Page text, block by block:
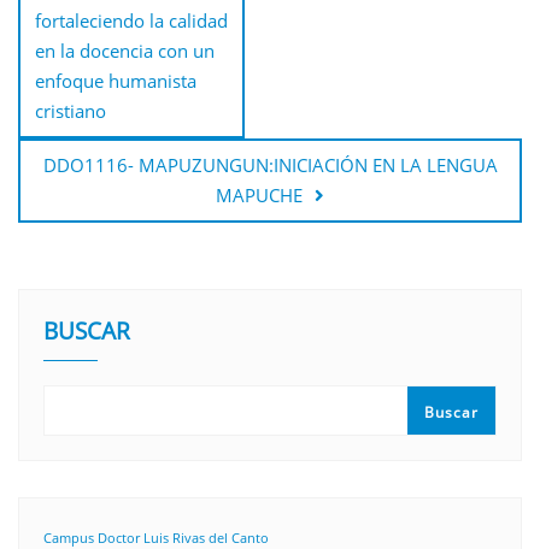
fortaleciendo la calidad
en la docencia con un
enfoque humanista
cristiano
DDO1116- MAPUZUNGUN:INICIACIÓN EN LA LENGUA
MAPUCHE
BUSCAR
Buscar
Campus Doctor Luis Rivas del Canto